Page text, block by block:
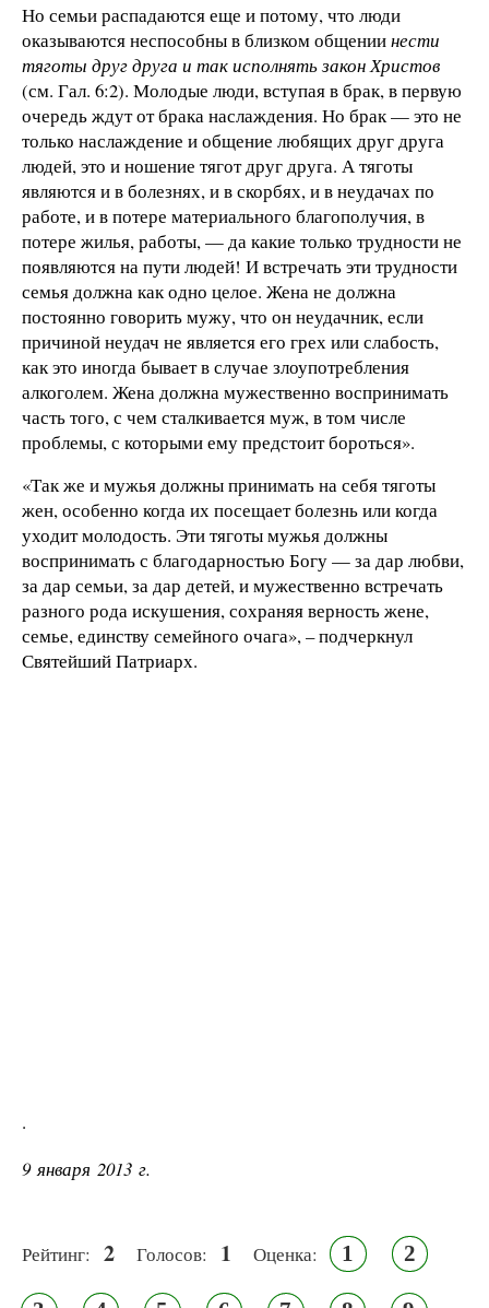
Но семьи распадаются еще и потому, что люди
оказываются неспособны в близком общениинести
тяготы друг друга и так исполнять закон Христов
(см. Гал. 6:2). Молодые люди, вступая в брак, в первую
очередь ждут от брака наслаждения. Но брак — это не
только наслаждение и общение любящих друг друга
людей, это и ношение тягот друг друга. А тяготы
являются и в болезнях, и в скорбях, и в неудачах по
работе, и в потере материального благополучия, в
потере жилья, работы, — да какие только трудности не
появляются на пути людей! И встречать эти трудности
семья должна как одно целое. Жена не должна
постоянно говорить мужу, что он неудачник, если
причиной неудач не является его грех или слабость,
как это иногда бывает в случае злоупотребления
алкоголем. Жена должна мужественно воспринимать
часть того, с чем сталкивается муж, в том числе
проблемы, с которыми ему предстоит бороться».
«Так же и мужья должны принимать на себя тяготы
жен, особенно когда их посещает болезнь или когда
уходит молодость. Эти тяготы мужья должны
воспринимать с благодарностью Богу — за дар любви,
за дар семьи, за дар детей, и мужественно встречать
разного рода искушения, сохраняя верность жене,
семье, единству семейного очага», – подчеркнул
Святейший Патриарх.
.
9 января 2013 г.
Рейтинг: 2 Голосов: 1 Оценка: 1 2